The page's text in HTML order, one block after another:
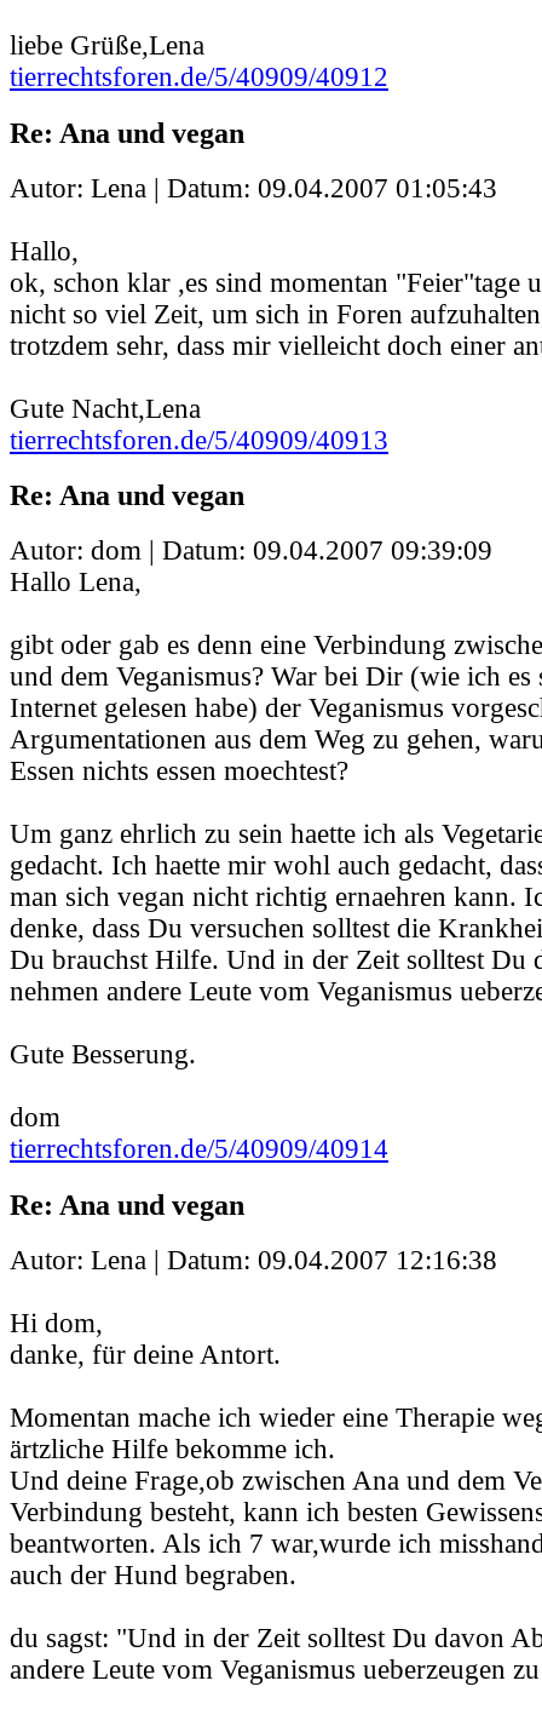
liebe Grüße,Lena
tierrechtsforen.de/5/40909/40912
Re: Ana und vegan
Autor: Lena | Datum: 09.04.2007 01:05:43
Hallo,
ok, schon klar ,es sind momentan "Feier"tage
nicht so viel Zeit, um sich in Foren
trotzdem sehr, dass mir vielleicht doch einer
Gute Nacht,Lena
tierrechtsforen.de/5/40909/40913
Re: Ana und vegan
Autor: dom | Datum: 09.04.2007 09:39:09
Hallo Lena,
gibt oder gab es denn eine Verbindung
und dem Veganismus? War bei Dir (wie ich es
Internet gelesen habe) der Veganismus
Argumentationen aus dem Weg zu gehen,
Essen nichts essen moechtest?
Um ganz ehrlich zu sein haette ich als
gedacht. Ich haette mir wohl auch gedacht,
man sich vegan nicht richtig ernaehren kann.
denke, dass Du versuchen solltest die
Du brauchst Hilfe. Und in der Zeit solltest Du
nehmen andere Leute vom Veganismus
Gute Besserung.
dom
tierrechtsforen.de/5/40909/40914
Re: Ana und vegan
Autor: Lena | Datum: 09.04.2007 12:16:38
Hi dom,
danke, für deine Antort.
Momentan mache ich wieder eine Therapie
ärtzliche Hilfe bekomme ich.
Und deine Frage,ob zwischen Ana und dem
Verbindung besteht, kann ich besten
beantworten. Als ich 7 war,wurde ich
auch der Hund begraben.
du sagst: "Und in der Zeit solltest Du davon
andere Leute vom Veganismus ueberzeugen